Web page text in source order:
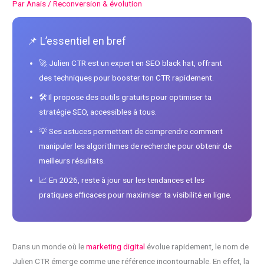
Par Anais /Reconversion & évolution
📌 L’essentiel en bref
🚀 Julien CTR est un expert en SEO black hat, offrant
des techniques pour booster ton CTR rapidement.
🛠️ Il propose des outils gratuits pour optimiser ta
stratégie SEO, accessibles à tous.
💡 Ses astuces permettent de comprendre comment
manipuler les algorithmes de recherche pour obtenir de
meilleurs résultats.
📈 En 2026, reste à jour sur les tendances et les
pratiques efficaces pour maximiser ta visibilité en ligne.
Dans un monde où lemarketing digital évolue rapidement, le nom de
Julien CTR émerge comme une référence incontournable. En effet, la